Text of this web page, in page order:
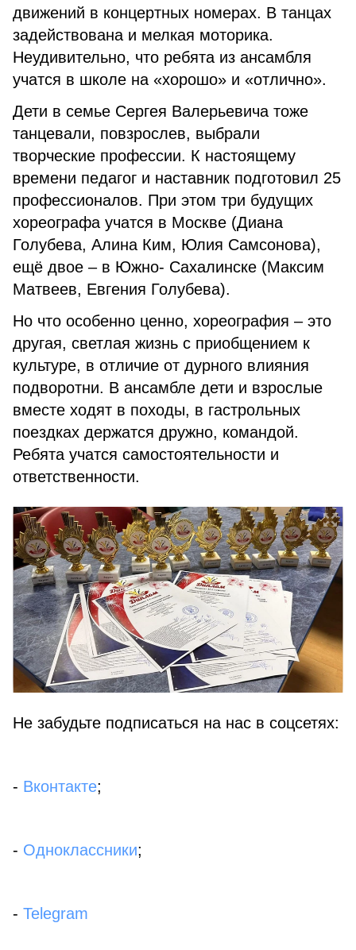
движений в концертных номерах. В танцах
задействована и мелкая моторика.
Неудивительно, что ре­бята из ансамбля
учатся в школе на «хорошо» и «отлично».
Дети в семье Сергея Валерье­вича тоже
танцевали, повзрослев, выбрали
творческие профессии. К настоящему
времени педагог и наставник подготовил 25
профес­сионалов. При этом три будущих
хореографа учатся в Москве (Ди­ана
Голубева, Алина Ким, Юлия Самсонова),
ещё двое – в Южно- Сахалинске (Максим
Матвеев, Ев­гения Голубева).
Но что особенно ценно, хо­реография – это
другая, светлая жизнь с приобщением к
культу­ре, в отличие от дурного влияния
подворотни. В ансамбле дети и взрослые
вместе ходят в походы, в гастрольных
поездках держатся дружно, командой.
Ребята учатся самостоятельности и
ответствен­ности.
Не забудьте подписаться на нас в соцсетях:
- Вконтакте;
- Одноклассники;
- Telegram